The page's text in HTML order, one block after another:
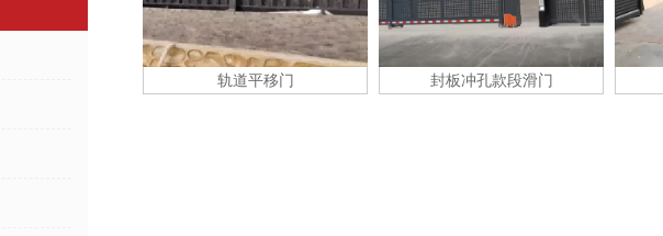
轨道平移门 封板冲孔款段滑门